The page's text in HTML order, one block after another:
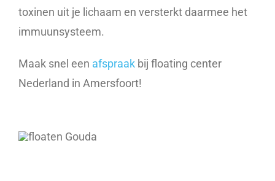
toxinen uit je lichaam en versterkt daarmee het
immuunsysteem.
Maak snel een afspraakbij floating center
Nederland in Amersfoort!